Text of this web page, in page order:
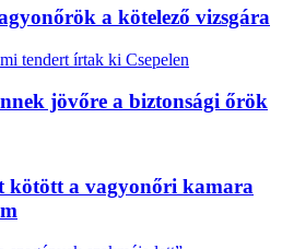
a kötelező vizsgára
jövőre a biztonsági őrök
kötött a vagyonőri kamara